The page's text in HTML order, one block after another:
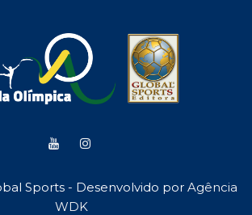
Sports - Desenvolvido por Agência
WDK